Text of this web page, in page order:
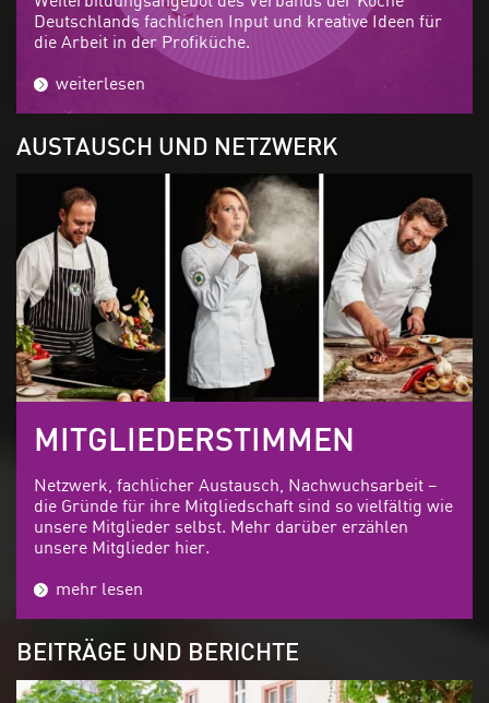
Deutschlands fachlichen Input und kreative Ideen für
die Arbeit in der Profiküche.
weiterlesen
AUSTAUSCH UND NETZWERK
MITGLIEDERSTIMMEN
Netzwerk, fachlicher Austausch, Nachwuchsarbeit –
die Gründe für ihre Mitgliedschaft sind so vielfältig wie
unsere Mitglieder selbst. Mehr darüber erzählen
unsere Mitglieder hier.
mehr lesen
BEITRÄGE UND BERICHTE